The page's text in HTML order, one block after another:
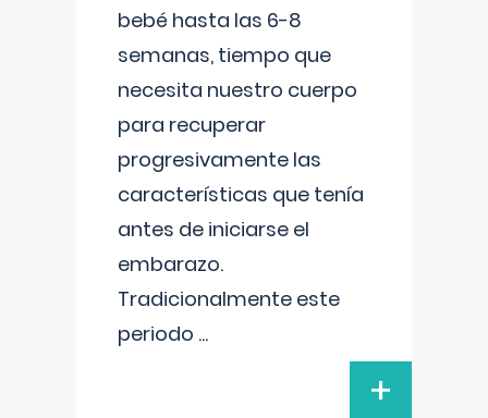
bebé hasta las 6-8
semanas, tiempo que
necesita nuestro cuerpo
para recuperar
progresivamente las
características que tenía
antes de iniciarse el
embarazo.
Tradicionalmente este
periodo ...
+